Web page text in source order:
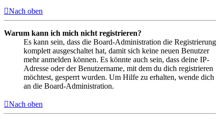
Nach oben
Warum kann ich mich nicht registrieren?
Es kann sein, dass die Board-Administration die Registrierung
komplett ausgeschaltet hat, damit sich keine neuen Benutzer
mehr anmelden können. Es könnte auch sein, dass deine IP-
Adresse oder der Benutzername, mit dem du dich registrieren
möchtest, gesperrt wurden. Um Hilfe zu erhalten, wende dich
an die Board-Administration.
Nach oben